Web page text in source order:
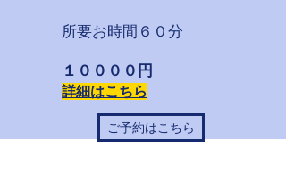
​所要お時間６０分
１００００円
詳細はこちら
ご予約はこちら